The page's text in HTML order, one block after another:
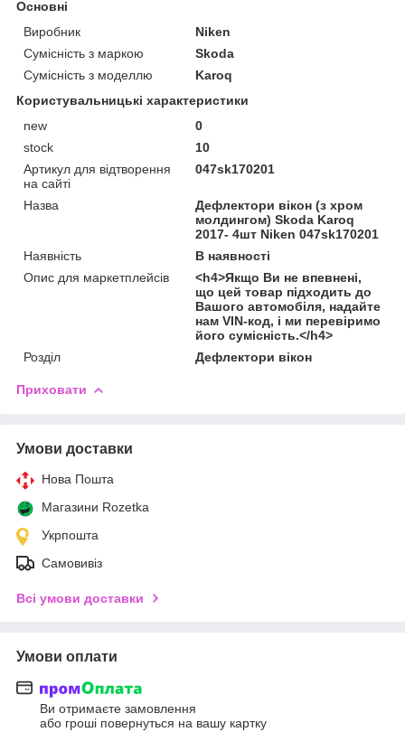
Основні
Виробник
Niken
Сумісність з маркою
Skoda
Сумісність з моделлю
Karoq
Користувальницькі характеристики
new
0
stock
10
Артикул для відтворення
на сайті
047sk170201
Назва
Дефлектори вікон (з хром
молдингом) Skoda Karoq
2017- 4шт Niken 047sk170201
Наявність
В наявності
Опис для маркетплейсів
<h4>Якщо Ви не впевнені,
що цей товар підходить до
Вашого автомобіля, надайте
нам VIN-код, і ми перевіримо
його сумісність.</h4>
Розділ
Дефлектори вікон
Приховати
Умови доставки
Нова Пошта
Магазини Rozetka
Укрпошта
Самовивіз
Всі умови доставки
Умови оплати
Ви отримаєте замовлення
або гроші повернуться на вашу картку